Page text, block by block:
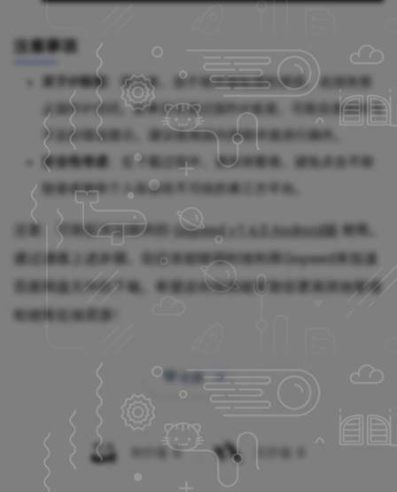
注意事项
关于IP限制
：请注意，由于服务器配置的原因，此服务禁
止国外IP访问。如果尝试通过国外IP连接，可能会遇到账号
不足的错误提示。建议使用国内网络环境进行操作。
安全性考虑
：在下载过程中，请保持警惕，避免点击不明
链接或提供个人信息给不可信的第三方平台。
注意：可搭配本站提供的 Gopeed v1.4.0 Android版
使用。
通过遵循上述步骤，您应该能够顺利地利用Gopeed来加速
百度网盘文件的下载。希望这份指南能帮助您更高效地管理
和使用在线资源！
收藏 0
0